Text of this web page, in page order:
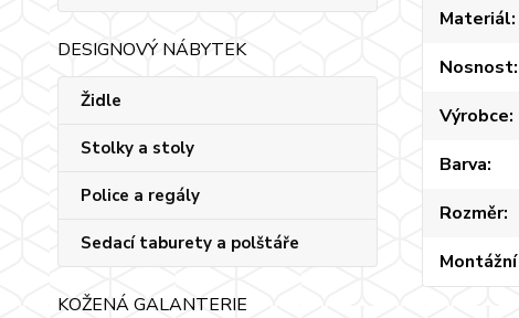
DESIGNOVÝ NÁBYTEK
Židle
Stolky a stoly
Police a regály
Sedací taburety a polštáře
KOŽENÁ GALANTERIE
Materiál
Nosnost
Výrobce
Barva
Rozměr